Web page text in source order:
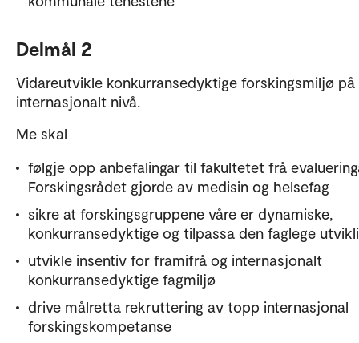
Delmål 2
Vidareutvikle konkurransedyktige forskingsmiljø på
internasjonalt nivå.
Me skal
følgje opp anbefalingar til fakultetet frå
Forskingsrådet gjorde av medisin og helsefag
sikre at forskingsgruppene våre er dynamiske,
konkurransedyktige og tilpassa den faglege
utvikle insentiv for framifrå og internasjonalt
konkurransedyktige fagmiljø
drive målretta rekruttering av topp internasjonal
forskingskompetanse